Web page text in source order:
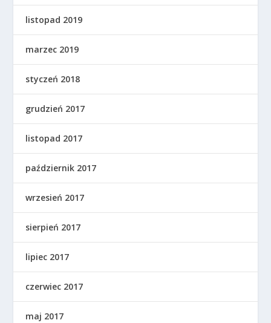
listopad 2019
marzec 2019
styczeń 2018
grudzień 2017
listopad 2017
październik 2017
wrzesień 2017
sierpień 2017
lipiec 2017
czerwiec 2017
maj 2017